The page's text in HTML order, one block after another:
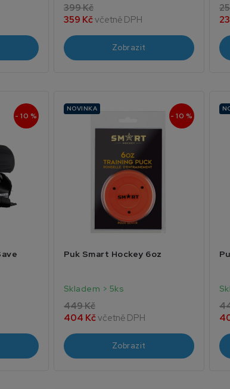
399 Kč
359 Kčvčetně DPH
Zobrazit
- 10 %
NOVINKA
- 10 %
Puk Smart Hockey 6oz
Skladem > 5ks
449 Kč
404 Kčvčetně DPH
Zobrazit